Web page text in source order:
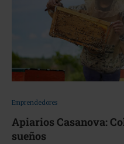
Emprendedores
Apiarios Casanova:
sueños